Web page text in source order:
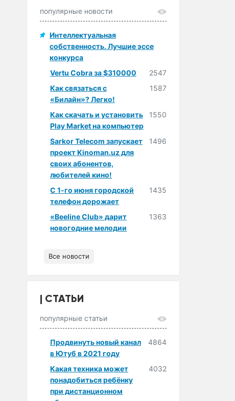
популярные новости
Интеллектуальная
собственность. Лучшие эссе
конкурса
Vertu Cobra за $310000
2547
Как связаться с
«Билайн»? Легко!
1587
Как скачать и установить
Play Market на компьютер
1550
Sarkor Telecom запускает
проект Kinoman.uz для
своих абонентов,
любителей кино!
1496
С 1-го июня городской
телефон дорожает
1435
«Beeline Club» дарит
новогодние мелодии
1363
Все новости
СТАТЬИ
популярные статьи
Продвинуть новый канал
в Ютуб в 2021 году
4864
Какая техника может
понадобиться ребёнку
при дистанционном
4032